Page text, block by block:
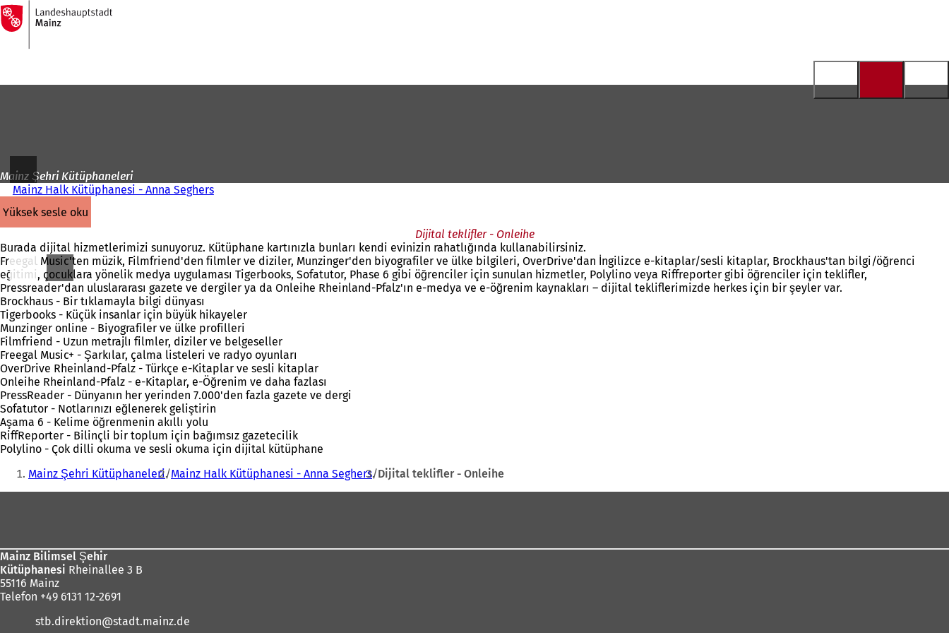
İçeriğe atla
Ana
sayfaya
Mainz Şehri Kütüphaneleri
Mainz Halk Kütüphanesi - Anna Seghers
yüksek sesle oku
Dijital teklifler - Onleihe
Burada dijital hizmetlerimizi sunuyoruz. Kütüphane kartınızla bunları kendi evinizin rahatlığında kullanabilirsiniz.
Freegal Music'ten müzik, Filmfriend'den filmler ve diziler, Munzinger'den biyografiler ve ülke bilgileri, OverDrive'dan İngilizce e-kitaplar/sesli kitaplar, Brockhaus'tan bilgi/öğrenci
eğitimi, çocuklara yönelik medya uygulaması Tigerbooks, Sofatutor, Phase 6 gibi öğrenciler için sunulan hizmetler, Polylino veya Riffreporter gibi öğrenciler için teklifler,
Pressreader'dan uluslararası gazete ve dergiler ya da Onleihe Rheinland-Pfalz'ın e-medya ve e-öğrenim kaynakları – dijital tekliflerimizde herkes için bir şeyler var.
Brockhaus - Bir tıklamayla bilgi dünyası
Tigerbooks - Küçük insanlar için büyük hikayeler
Munzinger online - Biyografiler ve ülke profilleri
Filmfriend - Uzun metrajlı filmler, diziler ve belgeseller
Freegal Music+ - Şarkılar, çalma listeleri ve radyo oyunları
OverDrive Rheinland-Pfalz - Türkçe e-Kitaplar ve sesli kitaplar
Onleihe Rheinland-Pfalz - e-Kitaplar, e-Öğrenim ve daha fazlası
PressReader - Dünyanın her yerinden 7.000'den fazla gazete ve dergi
Sofatutor - Notlarınızı eğlenerek geliştirin
Aşama 6 - Kelime öğrenmenin akıllı yolu
RiffReporter - Bilinçli bir toplum için bağımsız gazetecilik
Polylino - Çok dilli okuma ve sesli okuma için dijital kütüphane
Buradasınız:
Mainz Şehri Kütüphaneleri Mainz Halk Kütüphanesi - Anna Seghers Dijital teklifler - Onleihe
Mainz Bilimsel Şehir
Kütüphanesi Rheinallee 3 B
55116 Mainz
Telefon +49 6131 12-2691
stb.direktion
stadt.mainz de